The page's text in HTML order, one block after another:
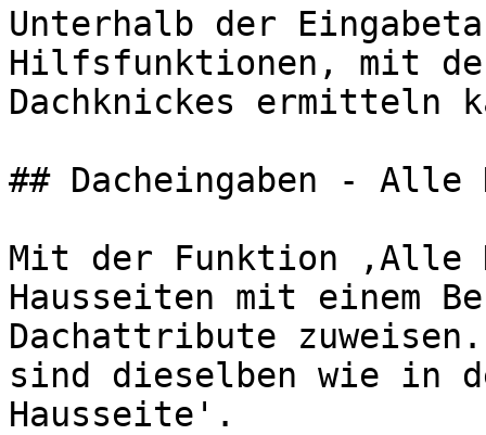
Unterhalb der
Hilfsfunktionen, mit
Dachknickes ermitteln
## Dacheingaben - Alle
Mit der Funktion ‚Alle
Hausseiten mit einem
Dachattribute
sind dieselben wie in
Hausseite'.